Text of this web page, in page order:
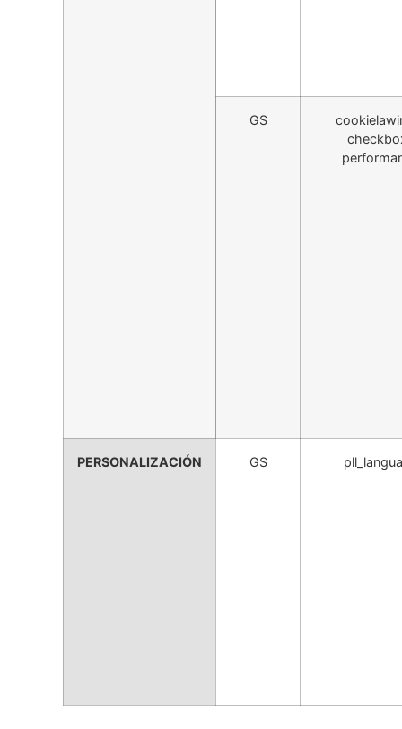
GS
PERSONALIZACIÓN GS